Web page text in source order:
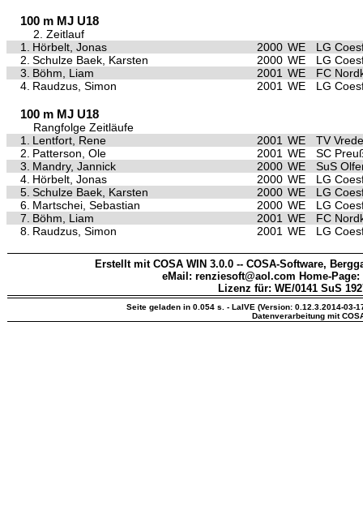
100 m MJ U18
2. Zeitlauf
1.
Hörbelt, Jonas 2000 WE
LG
2. Schulze Baek, Karsten 2000 WE
LG
3. Böhm, Liam 2001 WE
FC
4. Raudzus, Simon 2001 WE LG
100 m MJ U18
Rangfolge Zeitläufe
1.
Lentfort, Rene 2001 WE
TV
2. Patterson, Ole 2001 WE
SC
3. Mandry, Jannick 2000 WE
SuS
4. Hörbelt, Jonas 2000 WE
LG
5. Schulze Baek, Karsten 2000 WE
LG
6. Martschei, Sebastian 2000 WE
LG
7. Böhm, Liam 2001 WE
FC
8. Raudzus, Simon 2001 WE LG
Erstellt mit COSA WIN 3.0.0 -- COSA-Software,
eMail: renziesoft@aol.com Home-Page:
Lizenz für: WE/0141 SuS
Seite geladen in 0.054 s. - LaIVE (Version: 0.12.3.2014-03-
Datenverarbeitung mit